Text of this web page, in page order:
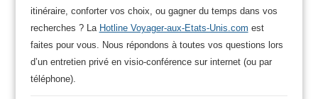
itinéraire, conforter vos choix, ou gagner du temps dans vos
recherches ? La Hotline Voyager-aux-Etats-Unis.com est
faites pour vous. Nous répondons à toutes vos questions lors
d’un entretien privé en visio-conférence sur internet (ou par
téléphone).